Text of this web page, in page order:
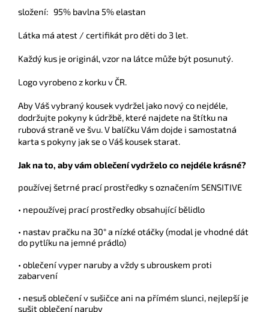
složení: 95% bavlna 5% elastan
Látka má atest / certifikát pro děti do 3 let.
Každý kus je originál, vzor na látce může být posunutý.
Logo vyrobeno z korku v ČR.
Aby Váš vybraný kousek vydržel jako nový co nejdéle,
dodržujte pokyny k údržbě, které najdete na štítku na
rubová straně ve švu. V balíčku Vám dojde i samostatná
karta s pokyny jak se o Váš kousek starat.
Jak na to, aby vám oblečení vydrželo co nejdéle krásné?
používej šetrné prací prostředky s označením SENSITIVE
• nepoužívej prací prostředky obsahující bělidlo
• nastav pračku na 30° a nízké otáčky (modal je vhodné dát
do pytlíku na jemné prádlo)
• oblečení vyper naruby a vždy s ubrouskem proti
zabarvení
• nesuš oblečení v sušičce ani na přímém slunci, nejlepší je
sušit oblečení naruby